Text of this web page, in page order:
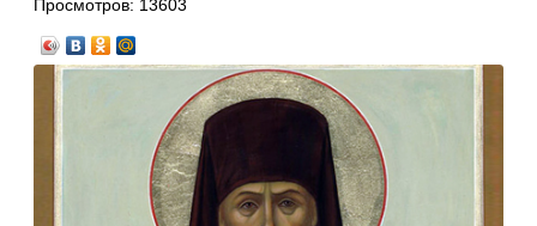
Просмотров: 13603